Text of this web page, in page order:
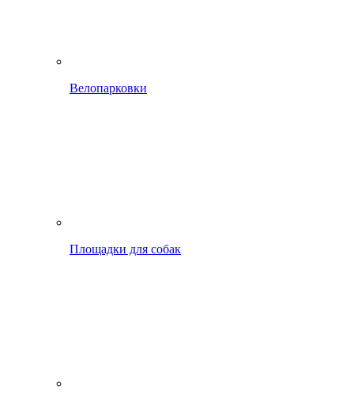
Велопарковки
Площадки для собак